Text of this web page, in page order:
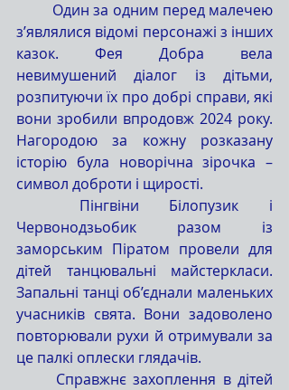
з’являлися відомі персонажі з інших
казок. Фея Добра вела
невимушений діалог із дітьми,
розпитуючи їх про добрі справи, які
вони зробили впродовж 2024 року.
Нагородою за кожну розказану
історію була новорічна зірочка –
символ доброти і щирості.
Червонодзьобик разом із
заморським Піратом провели для
дітей танцювальні майстеркласи.
Запальні танці об’єднали маленьких
учасників свята. Вони задоволено
повторювали рухи й отримували за
це палкі оплески глядачів.